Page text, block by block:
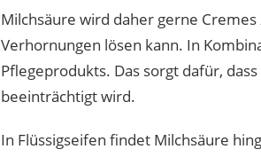
Milchsäure wird daher gerne
Verhornungen lösen kann. In
Pflegeprodukts. Das sorgt dafür,
beeinträchtigt wird.
In Flüssigseifen findet Milchsäure